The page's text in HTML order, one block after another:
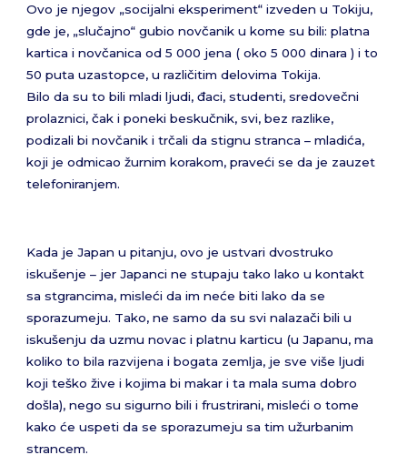
Ovo je njegov „socijalni eksperiment“ izveden u Tokiju,
gde je, „slučajno“ gubio novčanik u kome su bili: platna
kartica i novčanica od 5 000 jena ( oko 5 000 dinara ) i to
50 puta uzastopce, u različitim delovima Tokija.
Bilo da su to bili mladi ljudi, đaci, studenti, sredovečni
prolaznici, čak i poneki beskučnik, svi, bez razlike,
podizali bi novčanik i trčali da stignu stranca – mladića,
koji je odmicao žurnim korakom, praveći se da je zauzet
telefoniranjem.
Kada je Japan u pitanju, ovo je ustvari dvostruko
iskušenje – jer Japanci ne stupaju tako lako u kontakt
sa stgrancima, misleći da im neće biti lako da se
sporazumeju. Tako, ne samo da su svi nalazači bili u
iskušenju da uzmu novac i platnu karticu (u Japanu, ma
koliko to bila razvijena i bogata zemlja, je sve više ljudi
koji teško žive i kojima bi makar i ta mala suma dobro
došla), nego su sigurno bili i frustrirani, misleći o tome
kako će uspeti da se sporazumeju sa tim užurbanim
strancem.